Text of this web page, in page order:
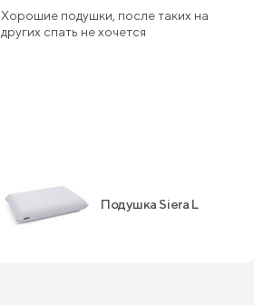
Хорошие подушки, после таких на
других спать не хочется
Подушка Siera L